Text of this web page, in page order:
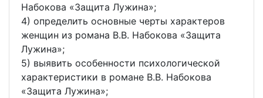
Набокова «Защита Лужина»;
4) определить основные черты характеров
женщин из романа В.В. Набокова «Защита
Лужина»;
5) выявить особенности психологической
характеристики в романе В.В. Набокова
«Защита Лужина»;